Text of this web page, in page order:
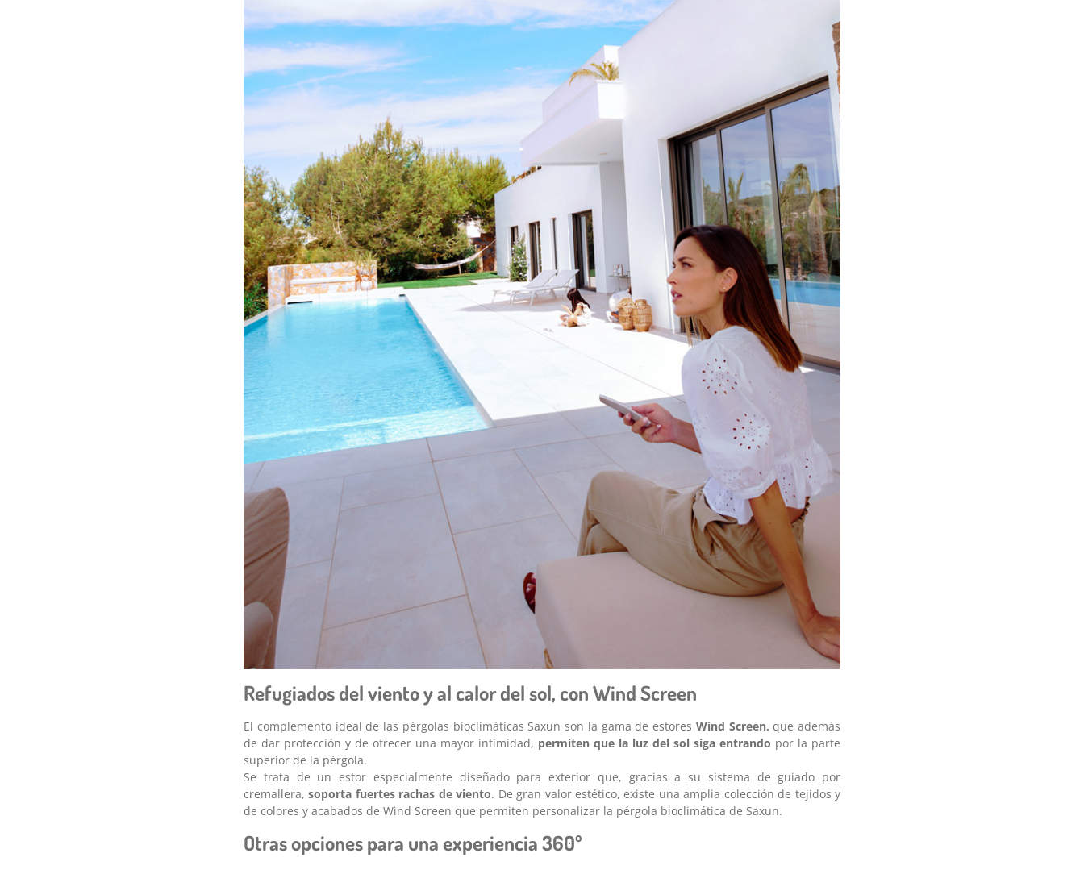
Refugiados del viento y al calor del sol, con Wind Screen
El complemento ideal de las pérgolas bioclimáticas Saxun son la gama de estores Wind Screen, que además
de dar protección y de ofrecer una mayor intimidad, permiten que la luz del sol siga entrando por la parte
superior de la pérgola.
Se trata de un estor especialmente diseñado para exterior que, gracias a su sistema de guiado por
cremallera,soporta fuertes rachas de viento. De gran valor estético, existe una amplia colección de tejidos y
de colores y acabados de Wind Screen que permiten personalizar la pérgola bioclimática de Saxun.
Otras opciones para una experiencia 360º